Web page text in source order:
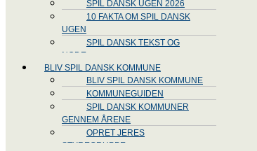
SPIL DANSK UGEN 2026
10 FAKTA OM SPIL DANSK
UGEN
SPIL DANSK TEKST OG
NODE
BLIV SPIL DANSK KOMMUNE
BLIV SPIL DANSK KOMMUNE
KOMMUNEGUIDEN
SPIL DANSK KOMMUNER
GENNEM ÅRENE
OPRET JERES
STYREGRUPPE